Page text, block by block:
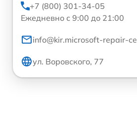
+7 (800) 301-34-05
Ежедневно с 9:00 до 21:00
info@kir.microsoft-repair-
ул. Воровского, 77